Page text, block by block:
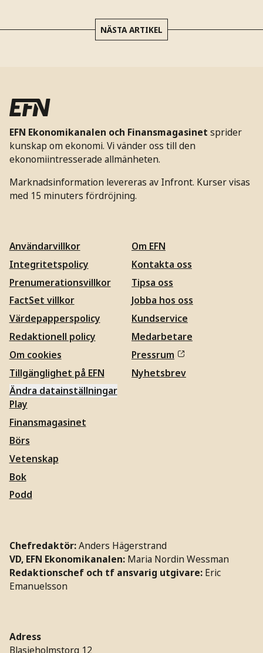
NÄSTA ARTIKEL
EFN Ekonomikanalen och Finansmagasinet sprider
kunskap om ekonomi. Vi vänder oss till den
ekonomiintresserade allmänheten.
Marknadsinformation levereras av Infront. Kurser visas
med 15 minuters fördröjning.
Användarvillkor
Integritetspolicy
Prenumerationsvillkor
FactSet villkor
Värdepapperspolicy
Redaktionell policy
Om cookies
Tillgänglighet på EFN
Ändra datainställningar
Om EFN
Kontakta oss
Tipsa oss
Jobba hos oss
Kundservice
Medarbetare
Pressrum
Nyhetsbrev
Play
Finansmagasinet
Börs
Vetenskap
Bok
Podd
Chefredaktör:Anders Hägerstrand
VD, EFN Ekonomikanalen: Maria Nordin Wessman
Redaktionschef och tf ansvarig utgivare: Eric
Emanuelsson
Adress
Blasieholmstorg 12